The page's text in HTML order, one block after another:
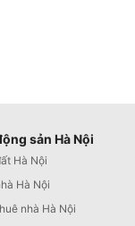
sản Hà Nội
Hà Nội
Hà Nội
nhà Hà Nội